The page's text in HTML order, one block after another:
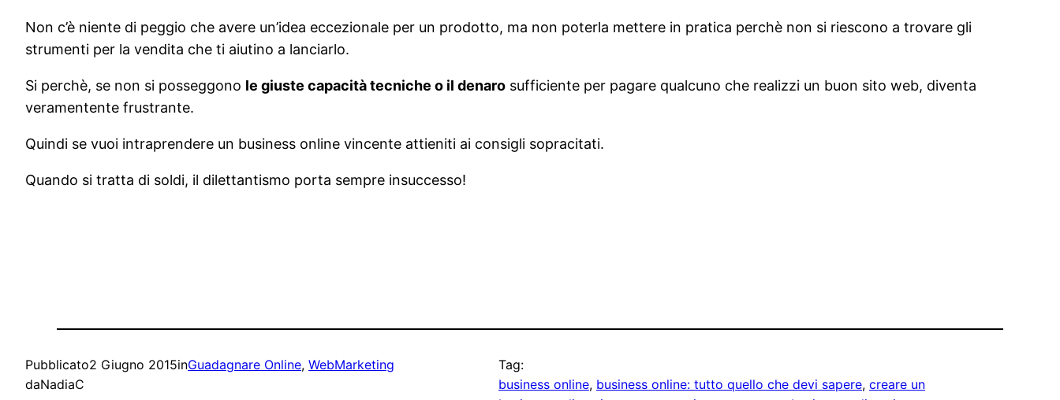
Non c’è niente di peggio che avere un’idea eccezionale per un prodotto, ma non poterla mettere in pratica perchè non si riescono a trovare gli
strumenti per la vendita che ti aiutino a lanciarlo.
Si perchè, se non si posseggono le giuste capacità tecniche o il denaro sufficiente per pagare qualcuno che realizzi un buon sito web, diventa
veramentente frustrante.
Quindi se vuoi intraprendere un business online vincente attieniti ai consigli sopracitati.
Quando si tratta di soldi, il dilettantismo porta sempre insuccesso!
Pubblicato2 Giugno 2015inGuadagnare Online, WebMarketing
daNadiaC
Tag:
business online, business online: tutto quello che devi sapere, creare un